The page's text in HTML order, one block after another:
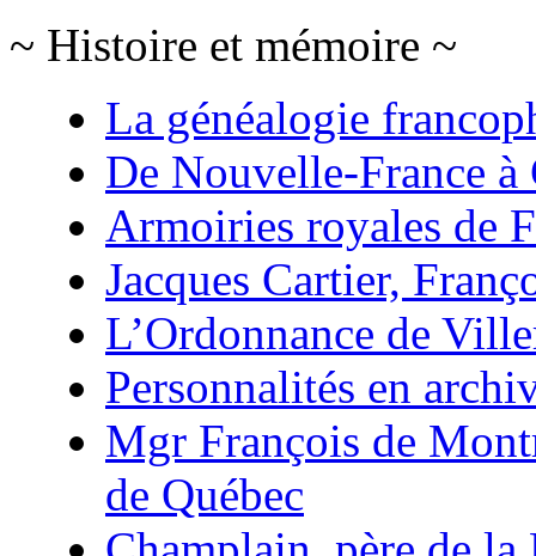
~ Histoire et mémoire ~
La généalogie
De Nouvelle-France à
Armoiries royales de
Jacques Cartier,
L’Ordonnance de
Personnalités en
Mgr François de
de Québec